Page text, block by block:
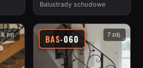
Balustrady schodowe
8 zdj. BAS-060 7 zdj.